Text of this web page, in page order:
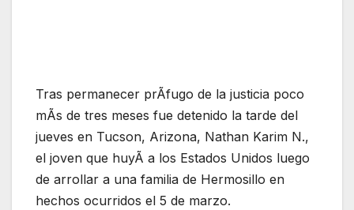
Tras permanecer prÃfugo de la justicia poco
mÃs de tres meses fue detenido la tarde del
jueves en Tucson, Arizona, Nathan Karim N.,
el joven que huyÃ a los Estados Unidos luego
de arrollar a una familia de Hermosillo en
hechos ocurridos el 5 de marzo.